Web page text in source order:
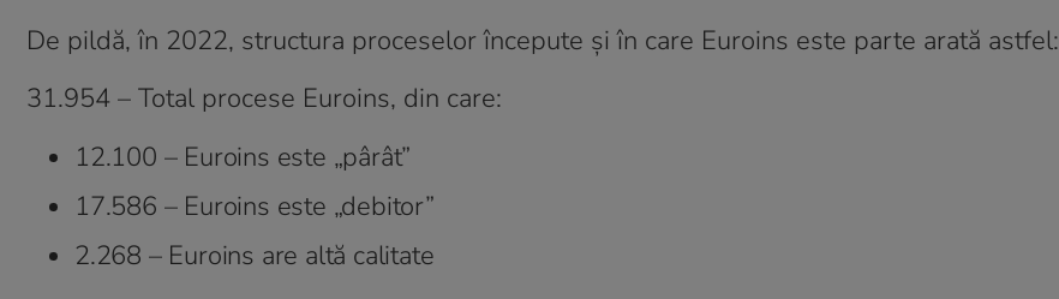
De pildă, în 2022, structura proceselor începute și în care Euroins este parte arată astfel:
31.954 – Total procese Euroins, din care:
12.100 – Euroins este „pârât”
17.586 – Euroins este „debitor”
2.268 – Euroins are altă calitate